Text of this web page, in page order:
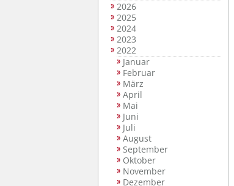
2026
2025
2024
2023
2022
Januar
Februar
März
April
Mai
Juni
Juli
August
September
Oktober
November
Dezember